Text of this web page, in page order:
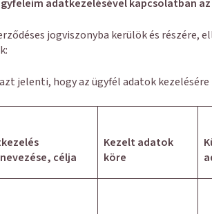
adatkezelésével kapcsolatban
jogviszonyba kerülök és
jelenti, hogy az ügyfél adatok
célja
Kezelt adatok
köre